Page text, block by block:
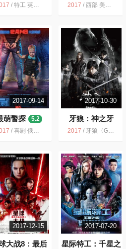
圈
6.8
/特工 英国 动作 喜剧 2017 黑色幽默 美国 犯罪
2017 /西部 美国 克里斯蒂安·贝尔 剧情 2017 冒险 暴力 动作
2017-09-14
萌警探
5.2
/喜剧 俄罗斯 犯罪 动作 冒险 和萌扯不上关系吧 2018 ，小孩子的面部表情
2017-10-30
牙狼：神之牙
5.5
2017 / 牙狼〈GARO〉神ノ牙 牙狼 日本 特摄 魔幻 动作 奇幻 雨宫庆太
2017-12-15
大战8：最后
2017-07-20
星际特工：千星之